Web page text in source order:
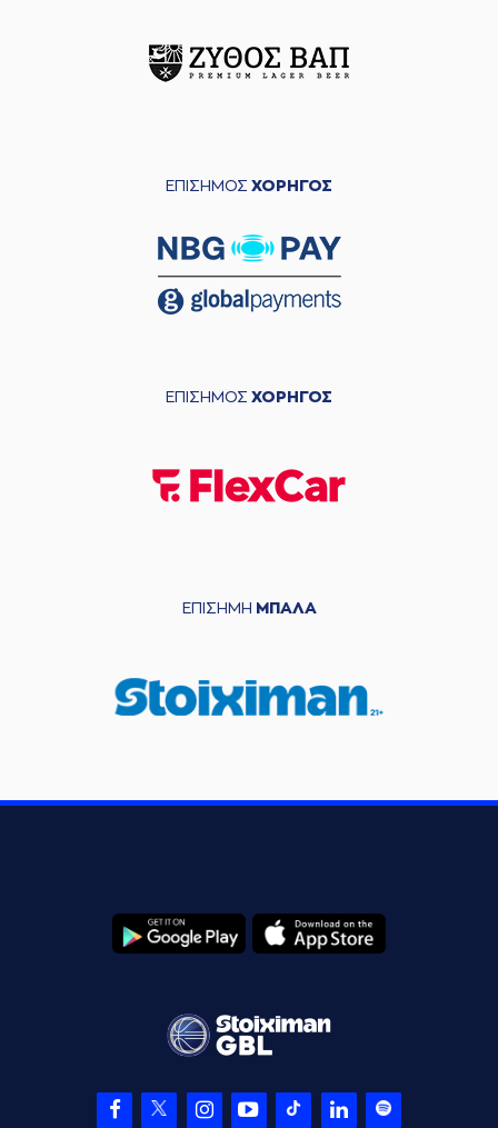
ΕΠΙΣΗΜΟΣ ΧΟΡΗΓΟΣ
ΕΠΙΣΗΜΟΣ ΧΟΡΗΓΟΣ
ΕΠΙΣΗΜΗ ΜΠΑΛΑ